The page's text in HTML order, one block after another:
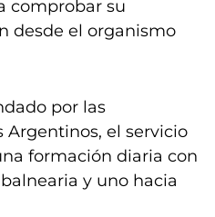
comprobar su
desde el organismo
por las
Argentinos, el servicio
formación diaria con
y uno hacia